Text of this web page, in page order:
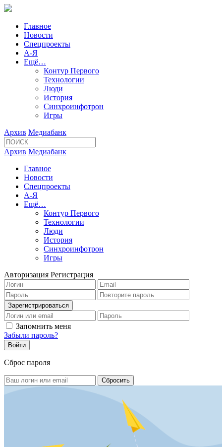
Главное
Новости
Спецпроекты
А-Я
Ещё…
Контур Первого
Технологии
Люди
История
Синхроинфотрон
Игры
Архив Медиабанк
Архив Медиабанк
Главное
Новости
Спецпроекты
А-Я
Ещё…
Контур Первого
Технологии
Люди
История
Синхроинфотрон
Игры
Авторизация Регистрация
Запомнить меня
Забыли пароль?
Сброс пароля